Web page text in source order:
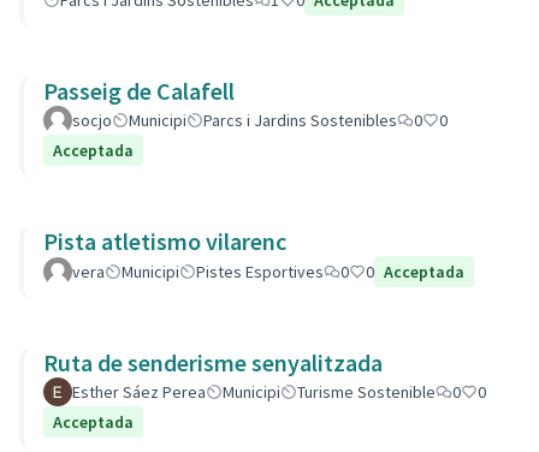
Passeig de Calafell
socjo Municipi Parcs i Jardins Sostenibles 0
0
Acceptada
Pista atletismo vilarenc
vera Municipi Pistes Esportives 0 0 Acceptada
Ruta de senderisme senyalitzada
Esther Sáez Perea Municipi Turisme Sostenible 0
0
Acceptada